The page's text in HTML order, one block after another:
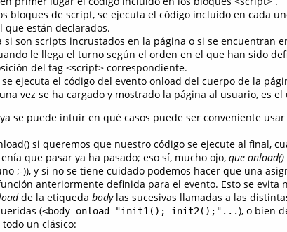
bloques de script, se ejecuta el código incluido en cada
que están declarados.
si son scripts incrustados en la página o si se encuentran
le llega el turno según el orden en el que han sido
del tag <script> correspondiente.
ejecuta el código del evento onload del cuerpo de la
vez se ha cargado y mostrado la página al usuario, es
se puede intuir en qué casos puede ser conveniente
si queremos que nuestro código se ejecute al final,
que pasar ya ha pasado; eso sí, mucho ojo, que
;-)), y si no se tiene cuidado podemos hacer que una
anteriormente definida para el evento. Esto se evita
de la etiqueda bodylas sucesivas llamadas a las
(<body onload="init1(); init2();"...), o bien
un clásico: